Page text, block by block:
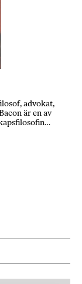
advokat,
är en av